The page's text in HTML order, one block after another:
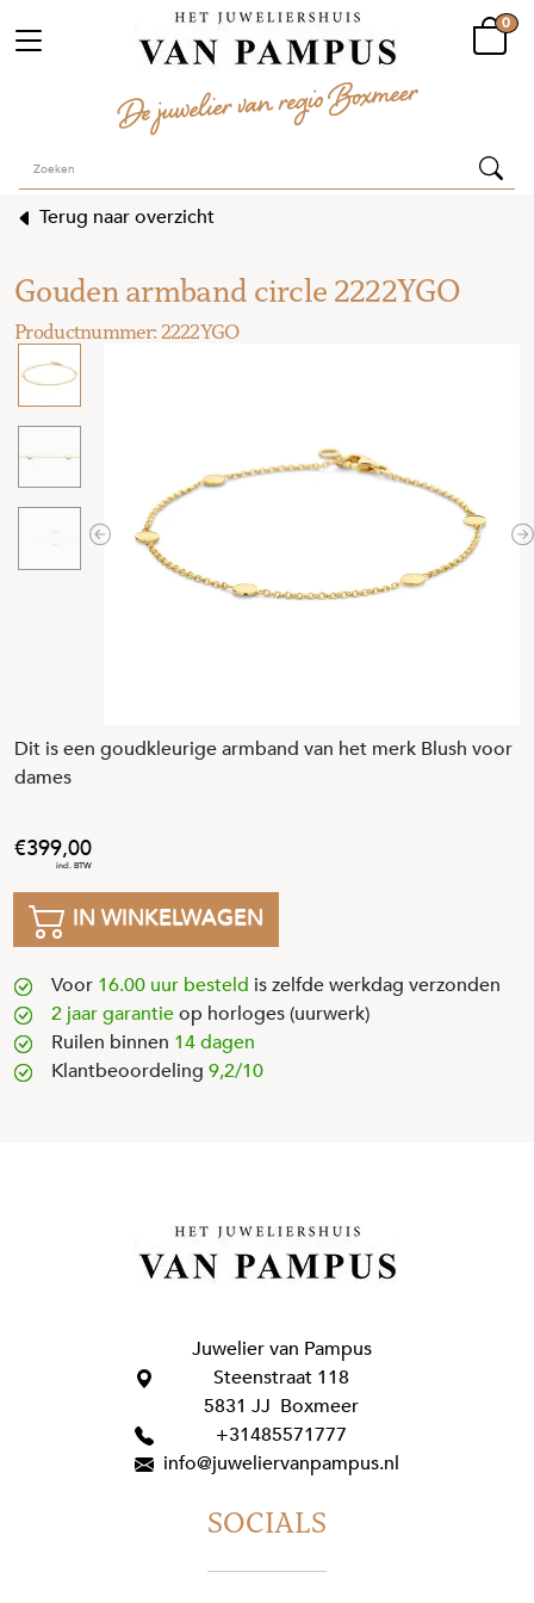
0
Terug naar overzicht
Gouden armband circle 2222YGO
Previous
Dit is een goudkleurige armband van het merk Blush voor
dames
399,00
IN WINKELWAGEN
Voor 16.00 uur besteld is zelfde werkdag verzonden
2 jaar garantieop horloges (uurwerk)
Ruilen binnen 14 dagen
Klantbeoordeling 9,2/10
Juwelier van Pampus
Steenstraat 118
5831 JJ Boxmeer
+31485571777
info@juweliervanpampus.nl
SOCIALS